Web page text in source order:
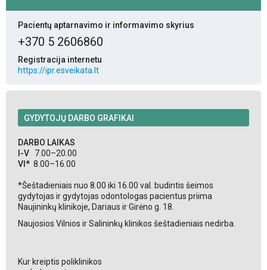
Pacientų aptarnavimo ir informavimo skyrius
+370 5 2606860
Registracija internetu
https://ipr.esveikata.lt
GYDYTOJŲ DARBO GRAFIKAI
DARBO LAIKAS
I-V 7.00–20.00
VI* 8.00–16.00
*Šeštadieniais nuo 8.00 iki 16.00 val. budintis šeimos
gydytojas ir gydytojas odontologas pacientus priima
Naujininkų klinikoje, Dariaus ir Girėno g. 18.
Naujosios Vilnios ir Salininkų klinikos šeštadieniais nedirba.
Kur kreiptis poliklinikos